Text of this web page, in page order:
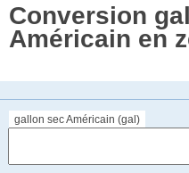
Conversion
Américain en
gallon sec Américain (gal)